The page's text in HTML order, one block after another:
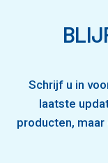
Schrijf u in
laatste
producten,